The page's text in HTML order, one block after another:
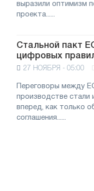
выразили оптимизм
проекта......
Стальной пакт
цифровых
27 НОЯБРЯ - 05:00
Переговоры между
производстве стали
вперед, как только
соглашения......